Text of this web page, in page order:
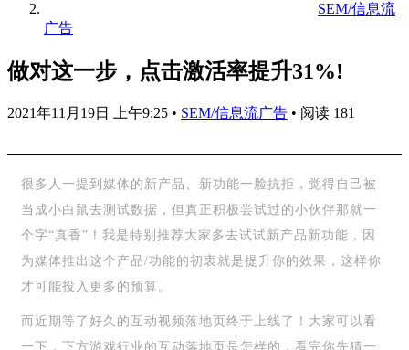
SEM/信息流
广告
做对这一步，点击激活率提升31%!
2021年11月19日 上午9:25 • SEM/信息流广告 • 阅读 181
很多人一提到媒体的新产品、新功能一脸抗拒，觉得自己被
当成小白鼠去测试数据，但真正积极尝试过的小伙伴那就一
个字“真香”！我是特别推荐大家多去试试新产品新功能，因
为媒体推出这个产品/功能的初衷就是提升你的效果，这样你
才可能投入更多的预算。
而近期等了好久的互动视频落地页终于上线了！大家可以看
一下，下方游戏行业的互动落地页是怎样的，看完你先猜一